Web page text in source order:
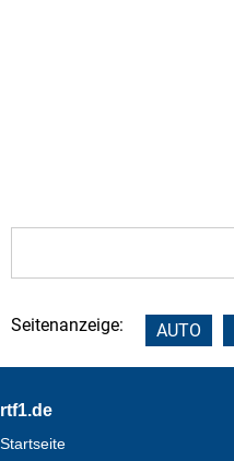
Seitenanzeige: AUTO
Footer
rtf1.de
Startseite